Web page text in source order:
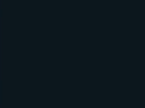
gilt im Normalfall (gemäß § 419 Abs. 3.
2 CMR) nach dem Entladen des Gutes
(vgl. dazu auch LG Duisburg
S. 75). Voraussetzung ist jedoch in
beim Ausladen davon
dass damit die Transportpflicht
ist (vgl. Koller, Transportrecht, 7.
6). Im vorliegenden Fall ist
auszugehen, dass die Beklagte ein
nicht angenommen hat. Der
auf, dass havariebedingt